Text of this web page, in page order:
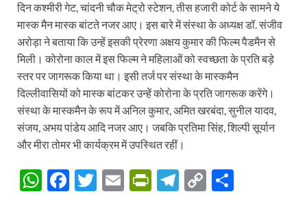
दिन कश्मीरी गेट, चांदनी चौक मेट्रो स्टेशन, तीस हजारी कोर्ट के सामने ये
मास्क मैन मास्क बांटते नजर आए। इस बारे में संस्था के अध्यक्ष डॉ. संजीव
अरोड़ा ने बताया कि उन्हें इसकी प्रेरणा अक्षय कुमार की फिल्म पैडमैन से
मिली। कोरोना काल में इस फिल्म ने महिलाओं को स्वच्छता के प्रति बड़े
स्तर पर जागरूक किया था। इसी तर्ज पर संस्था के मास्कमैन
दिल्लीवासियों को मास्क बांटकर उन्हें कोरोना के प्रति जागरूक करेंगे।
संस्था के मास्कमैन के रूप में अनिल कुमार, अमित खरबंदा, सुनील यादव,
संजय, अभय पांडेय आदि नजर आए। जबकि प्रतिमा सिंह, शिल्पी सूर्यान
और मीरा तोमर भी कार्यक्रम में उपस्थित रहीं।
W F
T
E
P
T
C